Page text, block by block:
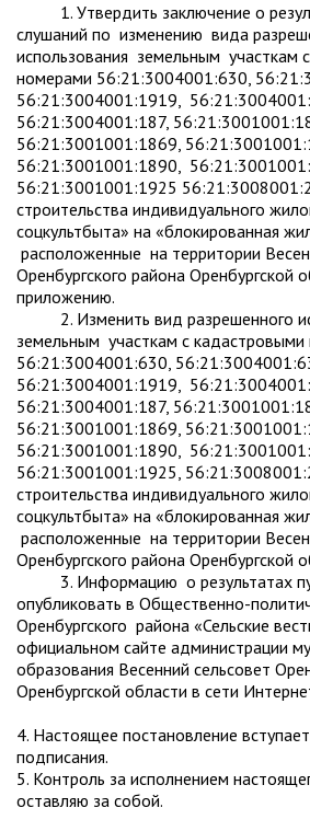
1. Утвердить заключение о
слушаний по изменению вида
использования земельным участкам
номерами 56:21:3004001:630,
56:21:3004001:1919,
56:21:3004001:187,
56:21:3001001:1869,
56:21:3001001:1890,
56:21:3001001:1925
строительства индивидуального
соцкультбыта» на «блокированная
расположенные на территории
Оренбургского района Оренбургской
приложению.
2. Изменить вид разрешенного
земельным участкам с
56:21:3004001:630,
56:21:3004001:1919,
56:21:3004001:187,
56:21:3001001:1869,
56:21:3001001:1890,
56:21:3001001:1925,
строительства индивидуального
соцкультбыта» на «блокированная
расположенные на территории
Оренбургского района Оренбургской
3. Информацию о результатах
опубликовать в Общественно-
Оренбургского района «Сельские
официальном сайте администрации
образования Весенний сельсовет
Оренбургской области в сети
4. Настоящее постановление
подписания.
5. Контроль за исполнением
оставляю за собой.